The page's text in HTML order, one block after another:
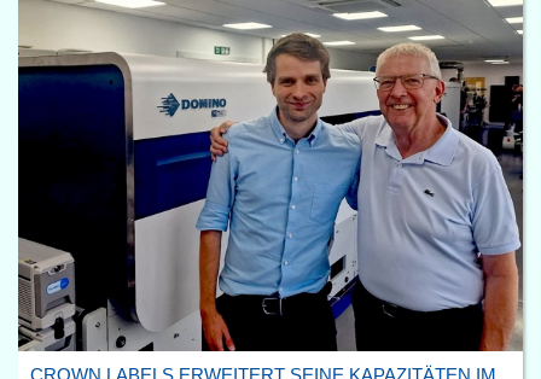
CROWN LABELS ERWEITERT SEINE KAPAZITÄTEN IM